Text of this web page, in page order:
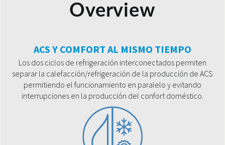
Overview
ACS Y COMFORT AL MISMO TIEMPO
Los dos ciclos de refrigeración interconectados permiten
separar la calefacción/refrigeración de la producción de ACS
permitiendo el funcionamiento en paralelo y evitando
interrupciones en la producción del confort doméstico.